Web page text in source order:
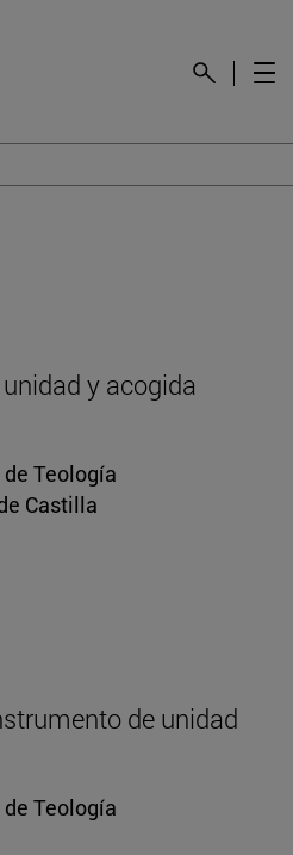
y acogida
Teología
Castilla
de unidad
Teología